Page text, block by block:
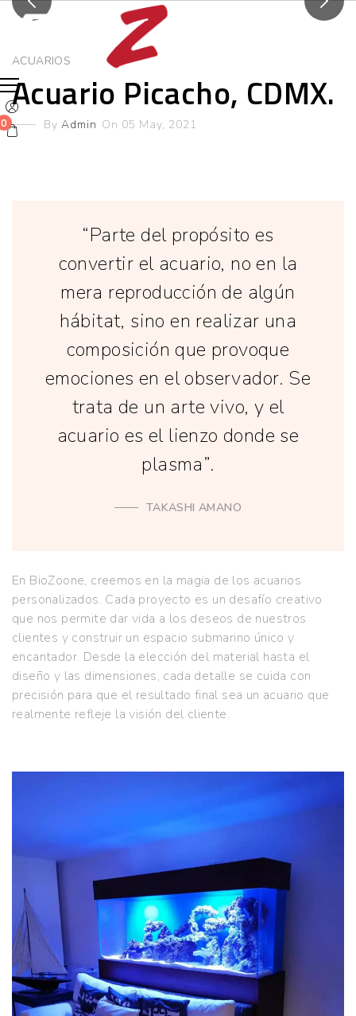
0
ACUARIOS
Acuario Picacho, CDMX.
By Admin On 05 May, 2021
“Parte del propósito es
convertir el acuario, no en la
mera reproducción de algún
hábitat, sino en realizar una
composición que provoque
emociones en el observador. Se
trata de un arte vivo, y el
acuario es el lienzo donde se
plasma”.
TAKASHI AMANO
En BioZoone, creemos en la magia de los acuarios
personalizados. Cada proyecto es un desafío creativo
que nos permite dar vida a los deseos de nuestros
clientes y construir un espacio submarino único y
encantador. Desde la elección del material hasta el
diseño y las dimensiones, cada detalle se cuida con
precisión para que el resultado final sea un acuario que
realmente refleje la visión del cliente.